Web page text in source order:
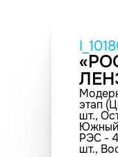
этап
шт.,
Южный
РЭС -
шт.,